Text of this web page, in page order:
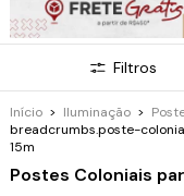
Filtros
Início > Iluminação >
breadcrumbs.poste-
15m
Postes Coloniais